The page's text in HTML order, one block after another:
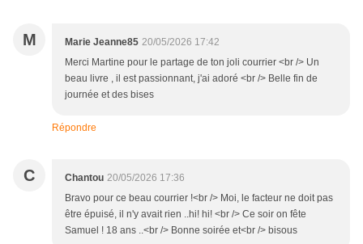
M Marie Jeanne85 20/05/2026 17:42
Merci Martine pour le partage de ton joli courrier <br /> Un
beau livre , il est passionnant, j'ai adoré <br /> Belle fin de
journée et des bises
Répondre
C Chantou 20/05/2026 17:36
Bravo pour ce beau courrier !<br /> Moi, le facteur ne doit pas
être épuisé, il n'y avait rien ..hi! hi! <br /> Ce soir on fête
Samuel ! 18 ans ..<br /> Bonne soirée et<br /> bisous